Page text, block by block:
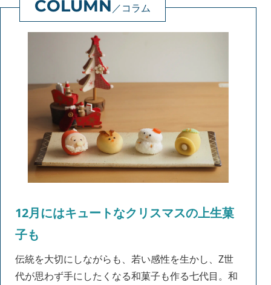
コラム
12月にはキュートなクリスマスの上生菓
子も
伝統を大切にしながらも、若い感性を生かし、Z世
代が思わず手にしたくなる和菓子も作る七代目。和